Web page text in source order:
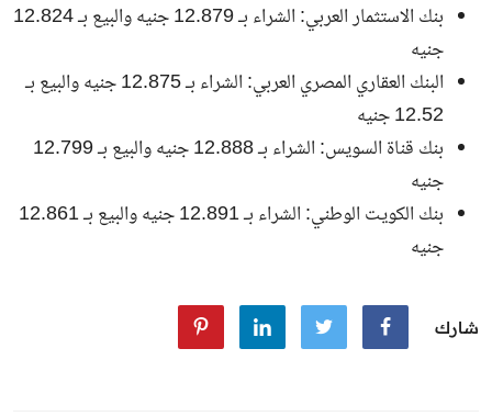
بنك الاستثمار العربي: الشراء بـ 12.879 جنيه والبيع بـ 12.824
جنيه
البنك العقاري المصري العربي: الشراء بـ 12.875 جنيه والبيع بـ
12.52 جنيه
بنك قناة السويس: الشراء بـ 12.888 جنيه والبيع بـ 12.799
جنيه
بنك الكويت الوطني: الشراء بـ 12.891 جنيه والبيع بـ 12.861
جنيه
شارك